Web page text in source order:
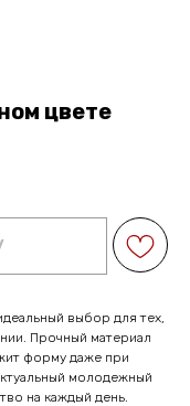
цвете
выбор для тех,
Прочный материал
форму даже при
молодежный
на каждый день.